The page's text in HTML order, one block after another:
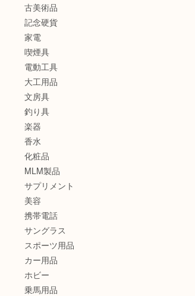
古美術品
記念硬貨
家電
喫煙具
電動工具
大工用品
文房具
釣り具
楽器
香水
化粧品
MLM製品
サプリメント
美容
携帯電話
サングラス
スポーツ用品
カー用品
ホビー
乗馬用品